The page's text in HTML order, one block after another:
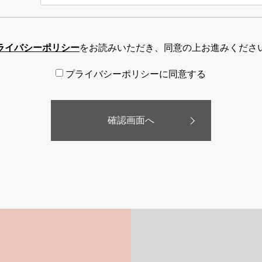
イバシーポリシーをお読みいただき、同意の上お進みくださ
プライバシーポリシーに同意する
確認画面へ